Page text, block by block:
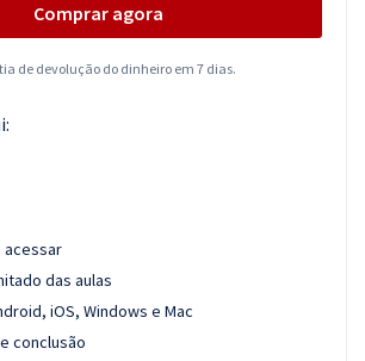
Comprar agora
de devolução do dinheiro em 7 dias.
acessar
das aulas
iOS, Windows e Mac
conclusão